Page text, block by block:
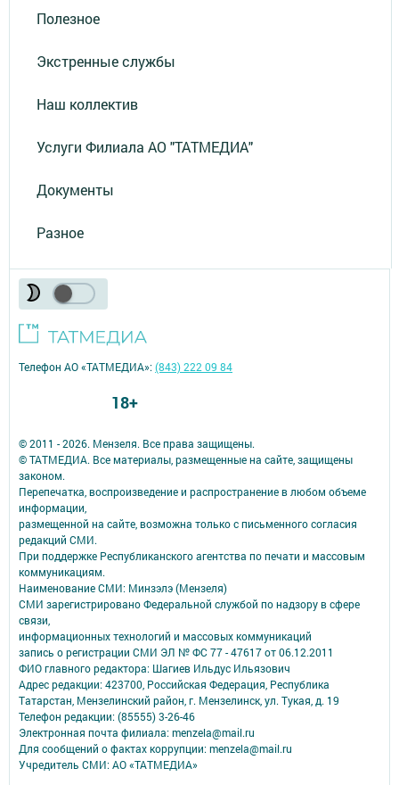
Полезное
Экстренные службы
Наш коллектив
Услуги Филиала АО "ТАТМЕДИА"
Документы
Разное
© 2011 - 2026. Мензеля. Все права защищены.
© ТАТМЕДИА. Все материалы, размещенные на сайте, защищены
законом.
Перепечатка, воспроизведение и распространение в любом объеме
информации,
размещенной на сайте, возможна только с письменного согласия
редакций СМИ.
При поддержке Республиканского агентства по печати и массовым
коммуникациям.
Наименование СМИ: Минзэлэ (Мензеля)
СМИ зарегистрировано Федеральной службой по надзору в сфере
связи,
информационных технологий и массовых коммуникаций
запись о регистрации СМИ ЭЛ № ФС 77 - 47617 от 06.12.2011
ФИО главного редактора: Шагиев Ильдус Ильязович
Адрес редакции: 423700, Российская Федерация, Республика
Татарстан, Мензелинский район, г. Мензелинск, ул. Тукая, д. 19
Телефон редакции: (85555) 3-26-46
Электронная почта филиала: menzela@mail.ru
Для сообщений о фактах коррупции: menzela@mail.ru
Учредитель СМИ: АО «ТАТМЕДИА»
Телефон АО «ТАТМЕДИА»:(843) 222 09 84
18+